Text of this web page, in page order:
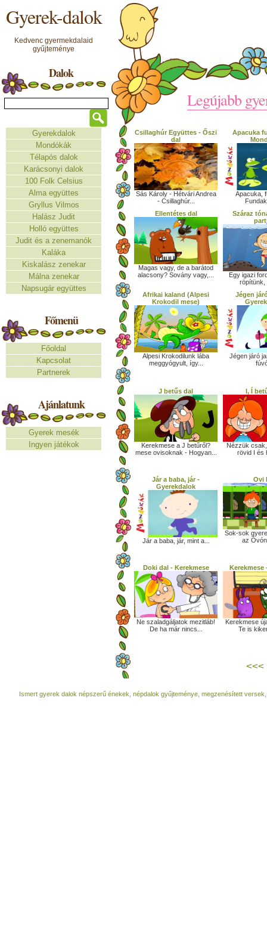
Gyerek-dalok
Kedvenc gyermekdalaid
gyűjteménye
Dalok
Gyerekdalok
Mondókák
Télapós dalok
Karácsonyi dalok
100 Folk Celsius
Alma együttes
Gryllus Vilmos
Halász Judit
Holló együttes
Judit és a zenemanók
Kaláka
Kiskalász zenekar
Málna zenekar
Napsugár együttes
Főmenü
Főoldal
Kapcsolat
Partnerek
Ajánlatunk
Gyerek mesék
Ingyen játékok
Legújabb
Csillaghúr Együttes - Őszi
dal
Sás Károly - Hétvári Andrea
- Csillaghúr...
Apacuka
Apacuka,
Ellentétes dal
Magas vagy, de a barátod
alacsony? Sovány vagy,...
Száraz
Egy igazi
röpítünk,
Afrikai kaland (Alpesi
Krokodil mese)
Alpesi Krokodilunk lába
meggyógyult, így...
Jégen
Jégen járó
J betűs dal
Kerekmese a J betűről?
mese ovisoknak - Hogyan...
I, Í
Nézzük
rövid I és
Jár a baba, jár -
Gyerekdalok
Jár a baba, jár, mint a...
Ovi
Sok-sok
az
Doki dal - Kerekmese
Ne szaladgáljatok mezitláb!
De ha már nincs...
Kerekmese
Kerekmese
Te is
<<<
Ismert gyerek dalok népszerű énekek, népdalok gyűjteménye, megzenésített